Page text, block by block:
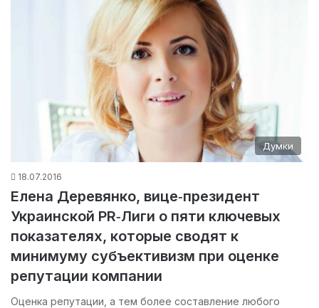
Думки
18.07.2016
Елена Деревянко, вице‑президент
Украинской PR‑Лиги о пяти ключевых
показателях, которые сводят к
минимуму субъективизм при оценке
репутации компании
Оценка репутации, а тем более составление любого